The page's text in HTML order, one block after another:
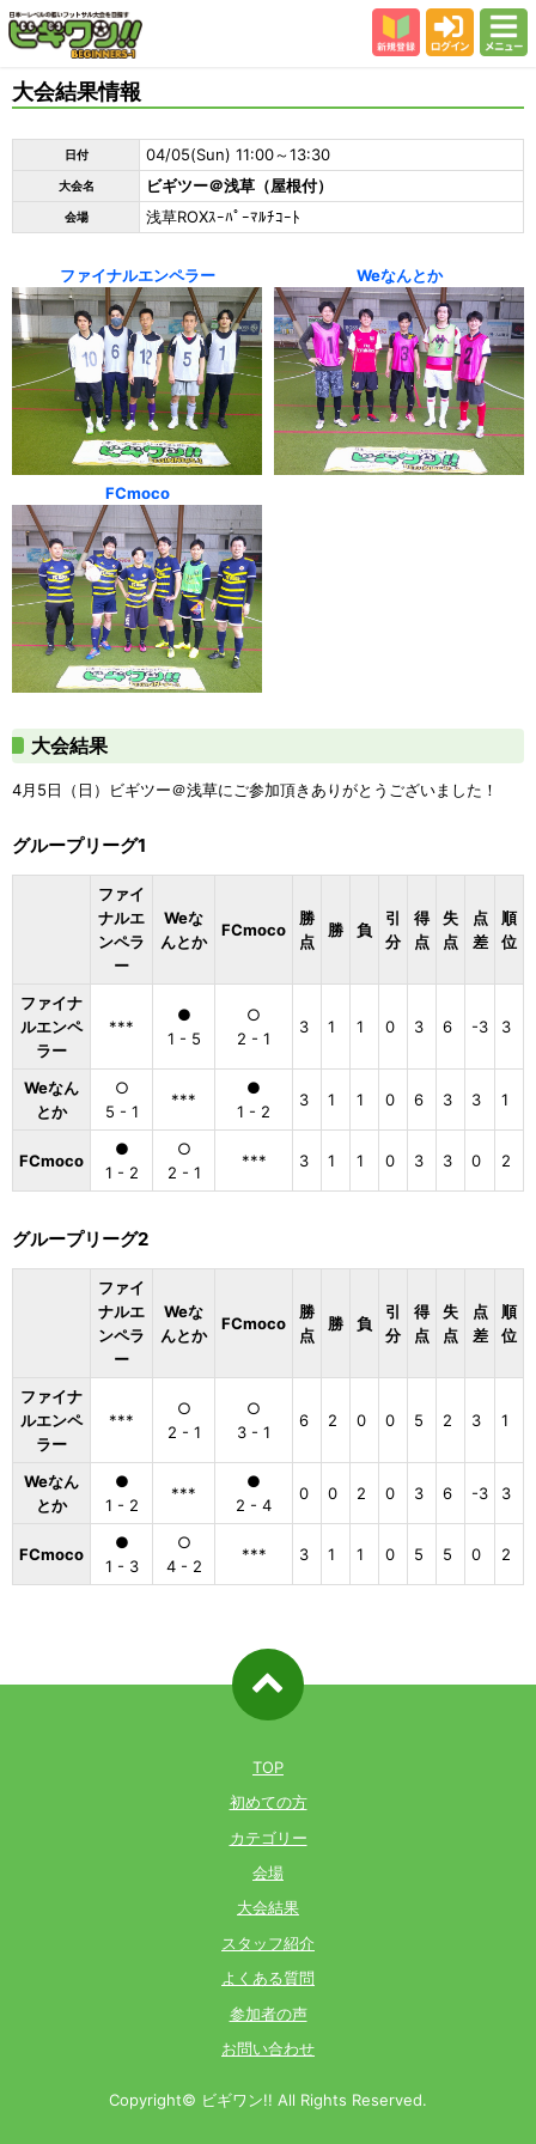
会場
大会結果
よくある質問
参加者の声
大会結果情報
日付 04/05(Sun) 11:00～13:30
大会名 ビギツー＠浅草（屋根付）
会場 浅草ROXｽｰﾊﾟｰﾏﾙﾁｺｰﾄ
ファイナルエンペラー Weなんとか
FCmoco
大会結果
4月5日（日）ビギツー＠浅草にご参加頂きありがとうございました！
グループリーグ1
ファイ
ナルエ
ンペラ
ー
Weな
んとか
FCmoco
勝
点
勝 負
引
分
得
点
失
点
点
差
順
位
ファイナ
ルエンペ
ラー
***
●
1 - 5
○
2 - 1
3 1 1 0 3 6 -3 3
Weなん
とか
○
5 - 1
***
●
1 - 2
3 1 1 0 6 3 3 1
FCmoco
●
1 - 2
○
2 - 1
*** 3 1 1 0 3 3 0 2
グループリーグ2
ファイ
ナルエ
ンペラ
ー
Weな
んとか
FCmoco
勝
点
勝 負
引
分
得
点
失
点
点
差
順
位
ファイナ
ルエンペ
ラー
***
○
2 - 1
○
3 - 1
6 2 0 0 5 2 3 1
Weなん
とか
●
1 - 2
***
●
2 - 4
0 0 2 0 3 6 -3 3
FCmoco
●
1 - 3
○
4 - 2
*** 3 1 1 0 5 5 0 2
TOP
初めての方
カテゴリー
会場
大会結果
スタッフ紹介
よくある質問
参加者の声
お問い合わせ
Copyright© ビギワン!! All Rights Reserved.